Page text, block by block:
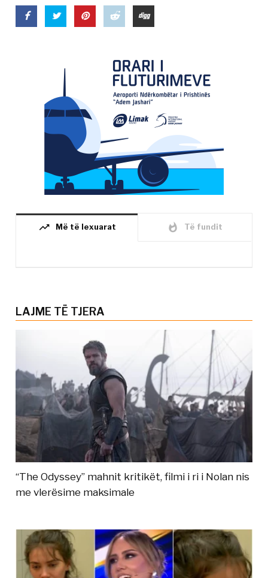
trending_up Më të lexuarat whatshot Të fundit
LAJME TË TJERA
“The Odyssey” mahnit kritikët, filmi i ri i Nolan nis
me vlerësime maksimale